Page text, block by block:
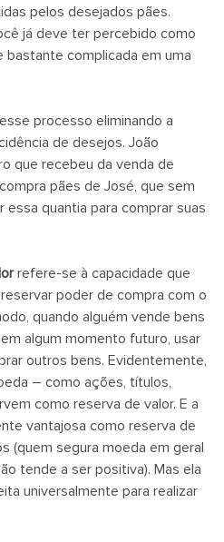
pelos desejados pães.
já deve ter percebido como
complicada em uma
processo eliminando a
de desejos. João
que recebeu da venda de
pães de José, que sem
quantia para comprar suas
refere-se à capacidade que
poder de compra com o
quando alguém vende bens
algum momento futuro, usar
outros bens. Evidentemente,
– como ações, títulos,
como reserva de valor. E a
vantajosa como reserva de
(quem segura moeda em geral
tende a ser positiva). Mas ela
universalmente para realizar